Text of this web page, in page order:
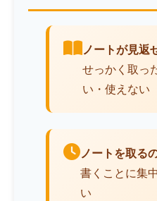
ノートが見返
せっかく取っ
い・使えない
ノートを取る
書くことに集
い